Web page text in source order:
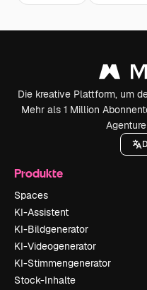
Die kreative Plattform, um
Mehr als 1 Million
Produkte
Spaces
KI-Assistent
KI-Bildgenerator
KI-Videogenerator
KI-Stimmengenerator
Stock-Inhalte